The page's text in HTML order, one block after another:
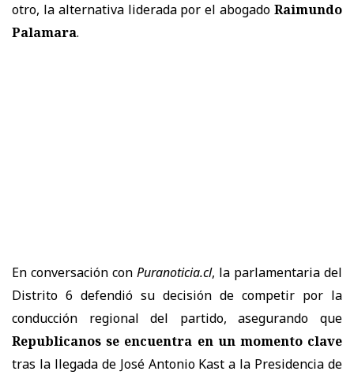
otro, la alternativa liderada por el abogado Raimundo
Palamara.
En conversación con Puranoticia.cl, la parlamentaria del
Distrito 6 defendió su decisión de competir por la
conducción regional del partido, asegurando que
Republicanos se encuentra en un momento clave
tras la llegada de José Antonio Kast a la Presidencia de